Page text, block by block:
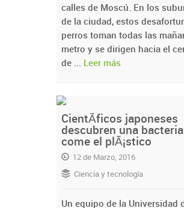
calles de Moscú. En los
de la ciudad, estos
perros toman todas las
metro y se dirigen hacia el
de ... Leer más
CientÃ­ficos japoneses
descubren una
come el plÃ¡stico
12 de Marzo, 2016
Ciencia y tecnología
Un equipo de la Universidad